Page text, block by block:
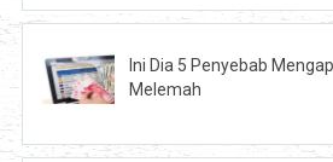
Ini Dia 5 Penyebab
Melemah